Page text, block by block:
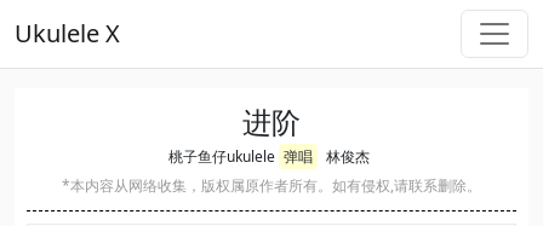
Ukulele X
进阶
桃子鱼仔ukulele 弹唱
林俊杰
*本内容从网络收集，版权属原作者所有。如有侵权,请联系删除。